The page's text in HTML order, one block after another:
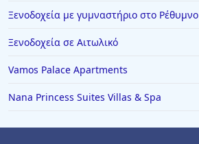
Ξενοδοχεία στην Έδεσσα
Ξενοδοχεία στην Άφυτο
Ξενοδοχεία στη Βυτίνα
Ξενοδοχεία στη Θήβα
Ξενοδοχεία με γυμναστήριο στο Ρέθυμνο
Ξενοδοχεία σε Αιτωλικό
Vamos Palace Apartments
Nana Princess Suites Villas & Spa